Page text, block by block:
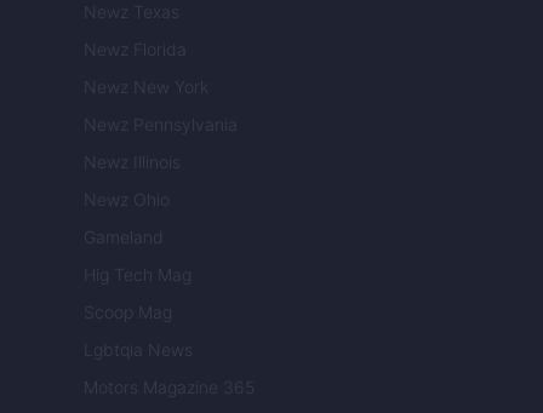
Newz Texas
Newz Florida
Newz New York
Newz Pennsylvania
Newz Illinois
Newz Ohio
Gameland
Hig Tech Mag
Scoop Mag
Lgbtqia News
Motors Magazine 365